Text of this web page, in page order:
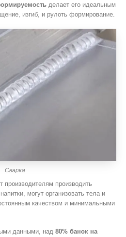
делает его идеальным
изгиб, и рулоть формирование.
Сварка
производителям производить
могут организовать тела и
качеством и минимальными
данными, над 80% банок на